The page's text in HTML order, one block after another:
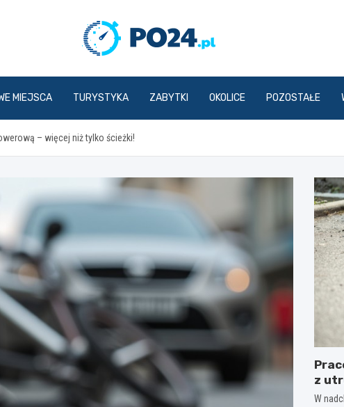
MIEJSCA TURYSTYKA ZABYTKI OKOLICE POZOSTAŁE
– więcej niż tylko ścieżki!
z
W